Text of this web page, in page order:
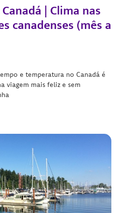
| Clima nas
canadenses (mês a
e temperatura no Canadá é
viagem mais feliz e sem